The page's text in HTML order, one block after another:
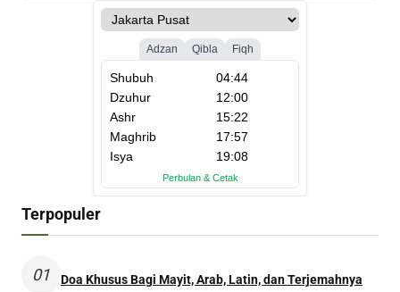
Terpopuler
01 Doa Khusus Bagi Mayit, Arab, Latin, dan Terjemahnya